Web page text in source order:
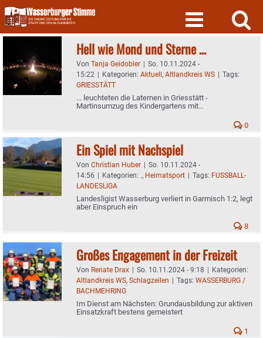
Skip
to
content
Hell wie Mond und Sterne …
Von Tanja Geidobler | So. 10.11.2024 -
15:22 | Kategorien: Aktuell, Altlandkreis WS | Tags:
GRIESSTÄTT
... leuchteten die Laternen in Griesstätt -
Martinsumzug des Kindergartens mit
0
Ein Spiel mit Nachspiel
Von Christian Huber | So. 10.11.2024 -
14:56 | Kategorien: ., Heimatsport | Tags: FUSSBALL-
LANDESLIGA
Landesligist Wasserburg verliert in Garmisch 1:2, legt
aber Einspruch ein
8
Großes Engagement in der Freizeit
Von Renate Drax | So. 10.11.2024 - 9:18 | Kategorien:
Altlandkreis WS, Schlagzeilen | Tags: WASSERBURG /
BACHMEHRING
Im Dienst am Nächsten: Grundausbildung zur aktiven
Einsatzkraft bestens gemeistert
1